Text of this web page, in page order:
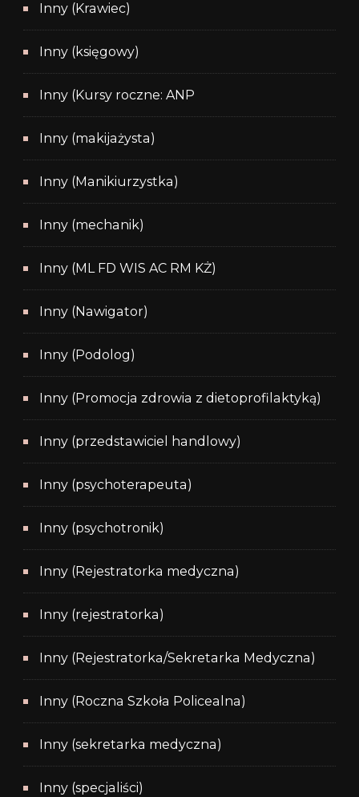
Inny (Krawiec)
Inny (księgowy)
Inny (Kursy roczne: ANP
Inny (makijażysta)
Inny (Manikiurzystka)
Inny (mechanik)
Inny (ML FD WIS AC RM KŻ)
Inny (Nawigator)
Inny (Podolog)
Inny (Promocja zdrowia z dietoprofilaktyką)
Inny (przedstawiciel handlowy)
Inny (psychoterapeuta)
Inny (psychotronik)
Inny (Rejestratorka medyczna)
Inny (rejestratorka)
Inny (Rejestratorka/Sekretarka Medyczna)
Inny (Roczna Szkoła Policealna)
Inny (sekretarka medyczna)
Inny (specjaliści)